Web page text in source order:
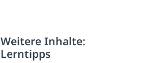
Weitere Inhalte:
Lerntipps